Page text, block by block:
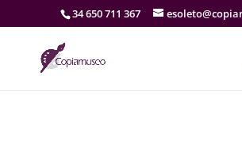
34 650 711 367